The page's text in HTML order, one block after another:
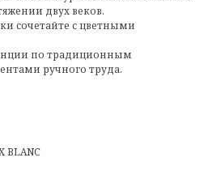
двух веков.
сочетайте с цветными
по традиционным
ручного труда.
BLANC